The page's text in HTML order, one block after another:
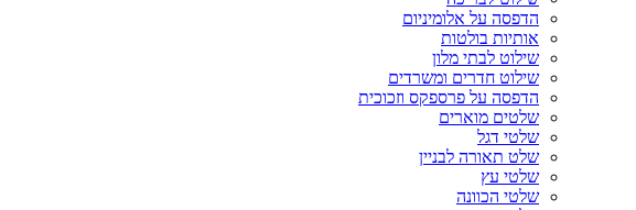
הדפסה על אלומיניום
אותיות בולטות
שילוט לבתי מלון
שילוט חדרים ומשרדים
הדפסה על פרספקס וזכוכית
שלטים מוארים
שלטי דגל
שלט תאורה לבניין
שלטי עץ
שלטי הכוונה